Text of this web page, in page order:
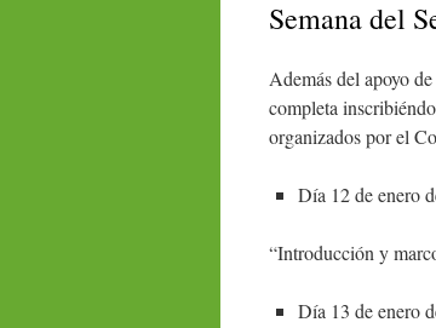
Semana del
Además del apoyo
completa
organizados por el
Día 12 de enero
“Introducción y
Día 13 de enero